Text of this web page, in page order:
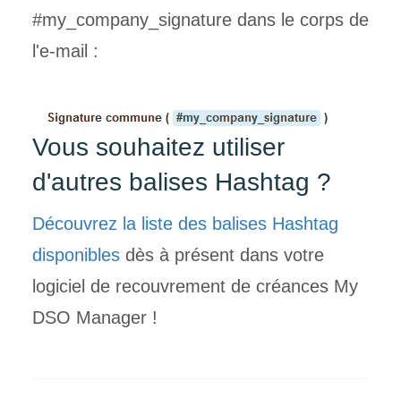
#my_company_signature dans le corps de
l'e-mail :
Vous souhaitez utiliser
d'autres balises Hashtag ?
Découvrez la liste des balises Hashtag
disponiblesdès à présent dans votre
logiciel de recouvrement de créances My
DSO Manager !